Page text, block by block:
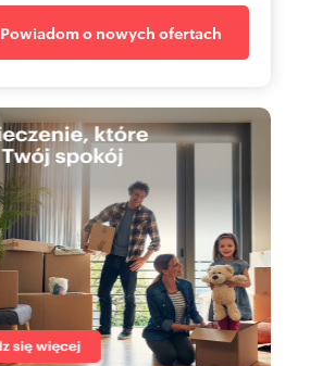
Powiadom o nowych ofertach